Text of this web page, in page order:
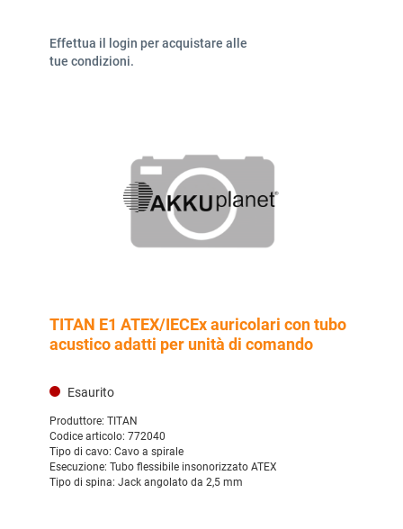
Effettua il login per acquistare alle
tue condizioni.
TITAN E1 ATEX/IECEx auricolari con tubo
acustico adatti per unità di comando
Esaurito
Produttore: TITAN
Codice articolo: 772040
Tipo di cavo: Cavo a spirale
Esecuzione: Tubo flessibile insonorizzato ATEX
Tipo di spina: Jack angolato da 2,5 mm